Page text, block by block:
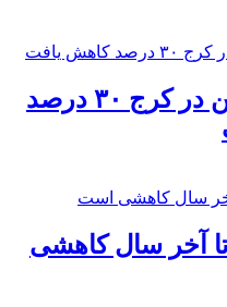
️قیمت مسکن در کرج ۳۰ درصد
آخر سال کاهشی